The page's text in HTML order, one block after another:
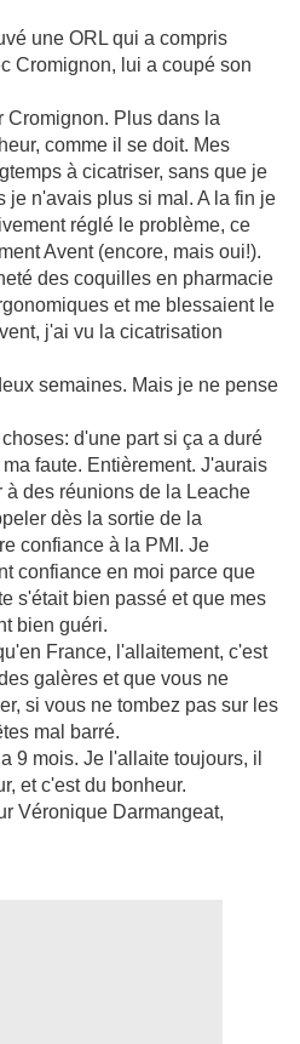
une ORL qui a compris
Cromignon, lui a coupé son
Cromignon. Plus dans la
comme il se doit. Mes
à cicatriser, sans que je
je n'avais plus si mal. A la fin je
réglé le problème, ce
Avent(encore, mais oui!).
des coquilles en pharmacie
et me blessaient le
, j'ai vu la cicatrisation
semaines. Mais je ne pense
d'une part si ça a duré
faute. Entièrement. J'aurais
des réunions de la Leache
dès la sortie de la
confiance à la PMI. Je
confiance en moi parce que
s'étaitbien passé et que mes
bien guéri.
France, l'allaitement, c'est
galères et que vous ne
si vous ne tombez pas sur les
mal barré.
9 mois. Je l'allaite toujours, il
et c'est du bonheur.
Véronique Darmangeat,